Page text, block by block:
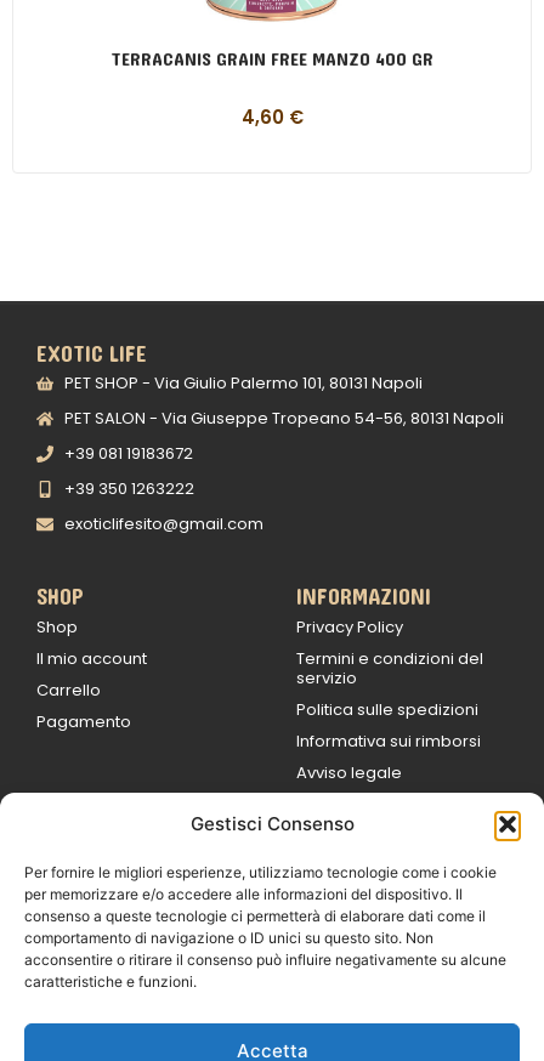
Gestisci Consenso
Per fornire le migliori esperienze, utilizziamo tecnologie come i cookie
per memorizzare e/o accedere alle informazioni del dispositivo. Il
consenso a queste tecnologie ci permetterà di elaborare dati come il
comportamento di navigazione o ID unici su questo sito. Non
acconsentire o ritirare il consenso può influire negativamente su alcune
caratteristiche e funzioni.
Accetta
TERRACANIS GRAIN FREE MANZO 400 GR
4,60 €
EXOTIC LIFE
PET SHOP - Via Giulio Palermo 101, 80131 Napoli
PET SALON - Via Giuseppe Tropeano 54-56, 80131 Napoli
+39 081 19183672
+39 350 1263222
exoticlifesito@gmail.com
SHOP
Shop
Il mio account
Carrello
Pagamento
INFORMAZIONI
Privacy Policy
Termini e condizioni del
servizio
Politica sulle spedizioni
Informativa sui rimborsi
Avviso legale
9:00
Sabato 09:00 /
14:00
16:30 /
Domenica